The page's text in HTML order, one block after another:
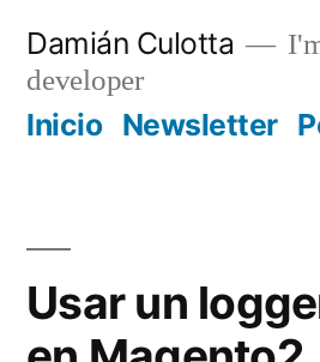
contenido
Damián Culotta
developer
Inicio Newsletter
Usar un